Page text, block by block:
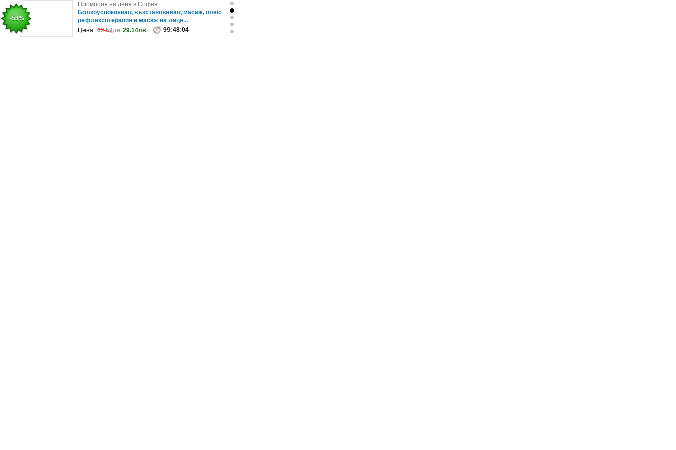
-10%
Промоция на деня в София:
Парасейлинг в Св.Св. Константин и Елена - за
един или двама
Цена: 136.91лв 123.22лв 88:48:
-53%
Промоция на деня в София:
Болкоуспокояващ възстановяващ масаж, плюс
рефлексотерапия и масаж на лице ..
Цена: 62.59лв 29.14лв 99:48:04